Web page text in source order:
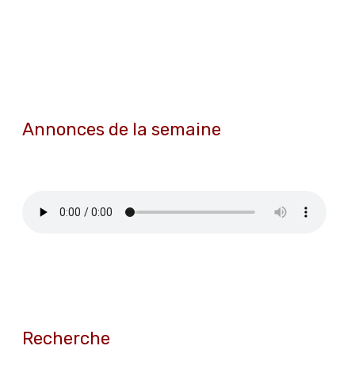
Annonces de la semaine
Recherche